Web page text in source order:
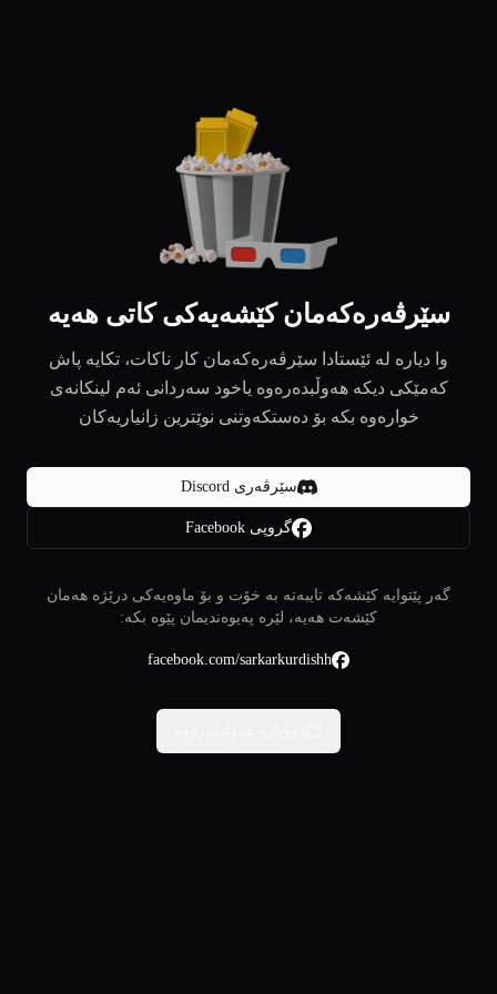
سێرڤەرەکەمان کێشەیەکی کاتی هەیە
وا دیارە لە ئێستادا سێرڤەرەکەمان کار ناکات، تکایە پاش
کەمێکی دیکە هەوڵبدەرەوە یاخود سەردانی ئەم لینکانەی
خوارەوە بکە بۆ دەستکەوتنی نوێترین زانیاریەکان
سێرڤەری Discord
گروپی Facebook
گەر پێتوایە کێشەکە تایبەتە بە خۆت و بۆ ماوەیەکی درێژە هەمان
کێشەت هەیە، لێرە پەیوەندیمان پێوە بکە:
facebook.com/sarkarkurdishh